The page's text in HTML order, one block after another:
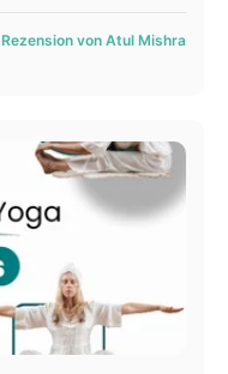
Rezension von Atul Mishra